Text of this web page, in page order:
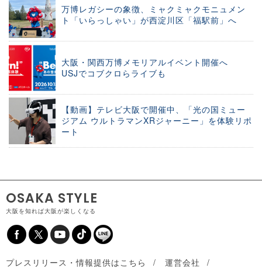
万博レガシーの象徴、ミャクミャクモニュメン
ト「いらっしゃい」が西淀川区「福駅前」へ
大阪・関西万博メモリアルイベント開催へ
USJでコブクロらライブも
【動画】テレビ大阪で開催中、「光の国ミュー
ジアム ウルトラマンXRジャーニー」を体験リポ
ート
OSAKA STYLE
大阪を知れば大阪が楽しくなる
プレスリリース・情報提供はこちら
運営会社